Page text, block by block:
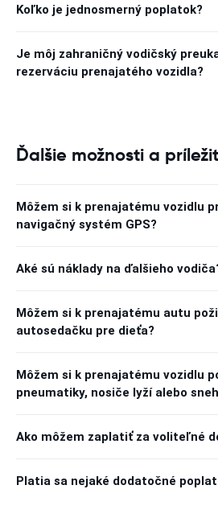
Koľko je jednosmerný poplatok?
Je môj zahraničný vodičský
rezerváciu prenajatého vozidla?
Ďalšie možnosti a
Môžem si k prenajatému vozidlu
navigačný systém GPS?
Aké sú náklady na ďalšieho
Môžem si k prenajatému autu
autosedačku pre dieťa?
Môžem si k prenajatému vozidlu
pneumatiky, nosiče lyží alebo
Ako môžem zaplatiť za voliteľné
Platia sa nejaké dodatočné